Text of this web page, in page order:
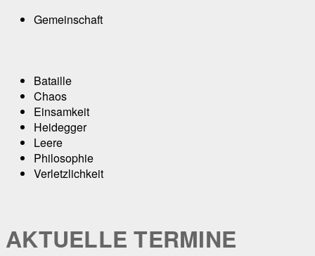
Gemeinschaft
Bataille
Chaos
Einsamkeit
Heidegger
Leere
Philosophie
Verletzlichkeit
AKTUELLE TERMINE